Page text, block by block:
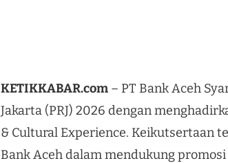
KETIKKABAR.com – PT Bank Aceh
Jakarta (PRJ) 2026 dengan
& Cultural Experience. Keikutsertaan
Bank Aceh dalam mendukung